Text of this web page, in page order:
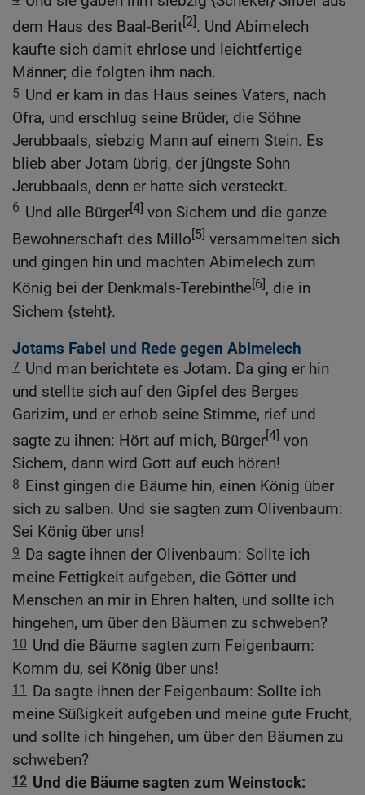
dem Haus des Baal-Berit[2]. Und Abimelech
kaufte sich damit ehrlose und leichtfertige
Männer; die folgten ihm nach.
5 Und er kam in das Haus seines Vaters, nach
Ofra, und erschlug seine Brüder, die Söhne
Jerubbaals, siebzig Mann auf einem Stein. Es
blieb aber Jotam übrig, der jüngste Sohn
Jerubbaals, denn er hatte sich versteckt.
6 Und alle Bürger[4] von Sichem und die ganze
Bewohnerschaft des Millo[5] versammelten sich
und gingen hin und machten Abimelech zum
König bei der Denkmals-Terebinthe[6], die in
Sichem {steht}.
Jotams Fabel und Rede gegen Abimelech
7 Und man berichtete es Jotam. Da ging er hin
und stellte sich auf den Gipfel des Berges
Garizim, und er erhob seine Stimme, rief und
sagte zu ihnen: Hört auf mich, Bürger[4] von
Sichem, dann wird Gott auf euch hören!
8 Einst gingen die Bäume hin, einen König über
sich zu salben. Und sie sagten zum Olivenbaum:
Sei König über uns!
9 Da sagte ihnen der Olivenbaum: Sollte ich
meine Fettigkeit aufgeben, die Götter und
Menschen an mir in Ehren halten, und sollte ich
hingehen, um über den Bäumen zu schweben?
10 Und die Bäume sagten zum Feigenbaum:
Komm du, sei König über uns!
11 Da sagte ihnen der Feigenbaum: Sollte ich
meine Süßigkeit aufgeben und meine gute Frucht,
und sollte ich hingehen, um über den Bäumen zu
schweben?
12 Und die Bäume sagten zum Weinstock: